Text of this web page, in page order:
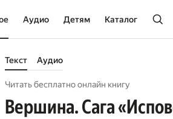
Аудио Детям Каталог
Текст Аудио
Читать бесплатно онлайн книгу
Вершина. Сага